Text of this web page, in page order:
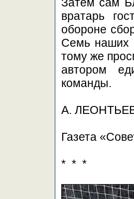
вратарь
обороне
Семь наших
тому же
автором
команды.
А.
Газета
* * *